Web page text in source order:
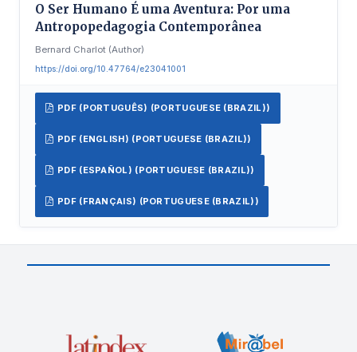
O Ser Humano É uma Aventura: Por uma
Antropopedagogia Contemporânea
Bernard Charlot (Author)
https://doi.org/10.47764/e23041001
PDF (PORTUGUÊS) (PORTUGUESE (BRAZIL))
PDF (ENGLISH) (PORTUGUESE (BRAZIL))
PDF (ESPAÑOL) (PORTUGUESE (BRAZIL))
PDF (FRANÇAIS) (PORTUGUESE (BRAZIL))